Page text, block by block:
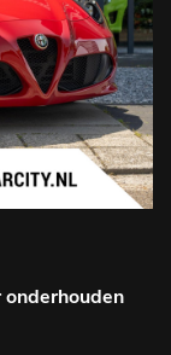
onderhouden